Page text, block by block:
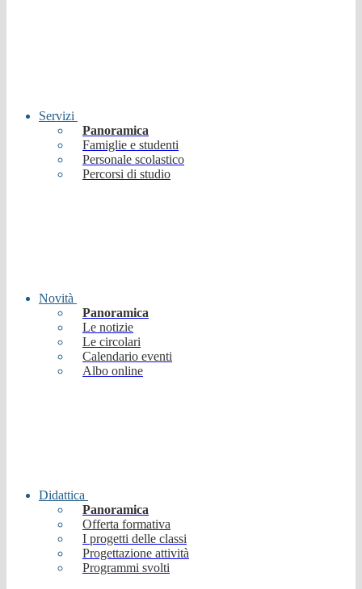
Servizi
Panoramica
Famiglie e studenti
Personale scolastico
Percorsi di studio
Novità
Panoramica
Le notizie
Le circolari
Calendario eventi
Albo online
Didattica
Panoramica
Offerta formativa
I progetti delle classi
Progettazione attività
Programmi svolti